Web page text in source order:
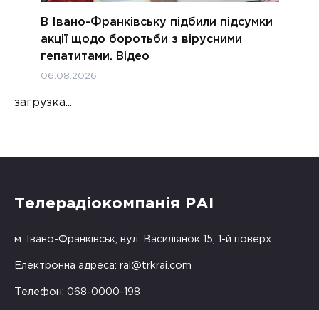
В Івано-Франківську підбили підсумки
акції щодо боротьби з вірусними
гепатитами. Відео
06.08.2026
загрузка...
Телерадіокомпанія РАІ
м. Івано-Франківськ, вул. Василіянок 15, 1-й поверх
Електронна адреса: rai@trkrai.com
Телефон: 068-0000-198